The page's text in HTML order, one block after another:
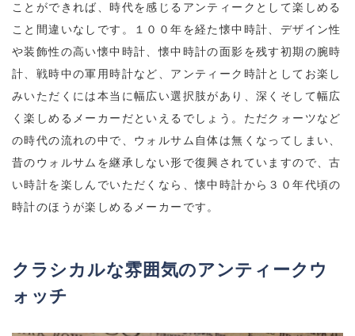
ことができれば、時代を感じるアンティークとして楽しめる
こと間違いなしです。１００年を経た懐中時計、デザイン性
や装飾性の高い懐中時計、懐中時計の面影を残す初期の腕時
計、戦時中の軍用時計など、アンティーク時計としてお楽し
みいただくには本当に幅広い選択肢があり、深くそして幅広
く楽しめるメーカーだといえるでしょう。ただクォーツなど
の時代の流れの中で、ウォルサム自体は無くなってしまい、
昔のウォルサムを継承しない形で復興されていますので、古
い時計を楽しんでいただくなら、懐中時計から３０年代頃の
時計のほうが楽しめるメーカーです。
クラシカルな雰囲気のアンティークウ
ォッチ